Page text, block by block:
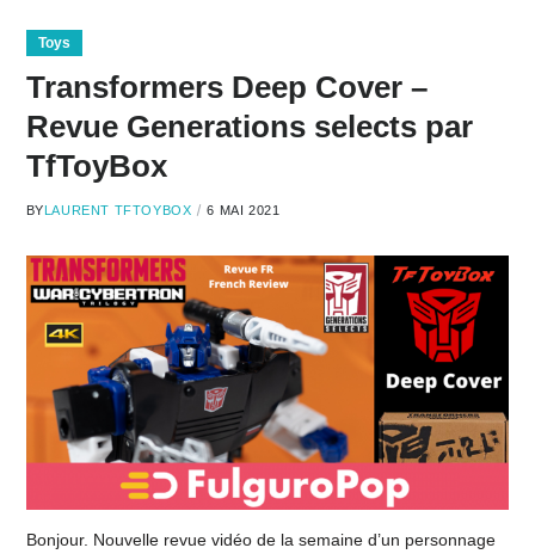
Toys
Transformers Deep Cover –
Revue Generations selects par
TfToyBox
BY LAURENT TFTOYBOX 6 MAI 2021
Bonjour. Nouvelle revue vidéo de la semaine d’un personnage